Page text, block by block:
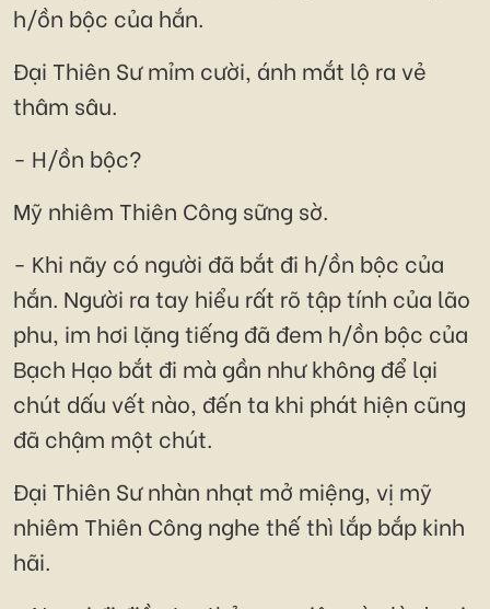
h/ồn bộc của hắn.
Đại Thiên Sư mỉm cười, ánh mắt lộ ra vẻ
thâm sâu.
- H/ồn bộc?
Mỹ nhiêm Thiên Công sững sờ.
- Khi nãy có người đã bắt đi h/ồn bộc của
hắn. Người ra tay hiểu rất rõ tập tính của lão
phu, im hơi lặng tiếng đã đem h/ồn bộc của
Bạch Hạo bắt đi mà gần như không để lại
chút dấu vết nào, đến ta khi phát hiện cũng
đã chậm một chút.
Đại Thiên Sư nhàn nhạt mở miệng, vị mỹ
nhiêm Thiên Công nghe thế thì lắp bắp kinh
hãi.